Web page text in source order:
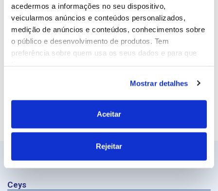
acedermos a informações no seu dispositivo,
veicularmos anúncios e conteúdos personalizados,
medição de anúncios e conteúdos, conhecimentos sobre
o público e desenvolvimento de produtos. Tem
preferência sobre quem usa os seus dados e para que
Se permitir, gostaríamos também de:
Recolher informações sobre a sua localização
geográfica as quais podem ter uma precisão de
ativa as características específicas (impressão
digital)
processados e defina as suas preferências na
Mostrar detalhes
Aceitar
Rejeitar
Site
Ceys